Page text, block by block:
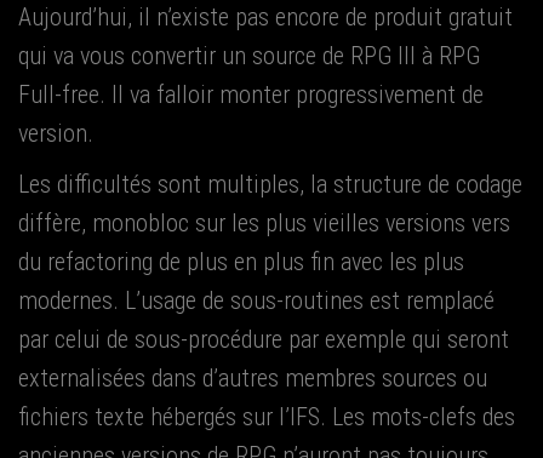
Aujourd’­hui, il n’existe pas encore de pro­duit gra­tuit
qui va vous conver­tir un source de RPG III à RPG
Full-free. Il va fal­loir mon­ter pro­gres­si­ve­ment de
version.
Les dif­fi­cul­tés sont mul­tiples, la struc­ture de codage
dif­fère, mono­bloc sur les plus vieilles ver­sions vers
du refac­to­ring de plus en plus fin avec les plus
modernes. L’u­sage de sous-rou­tines est rem­pla­cé
par celui de sous-pro­cé­dure par exemple qui seront
exter­na­li­sées dans d’autres membres sources ou
fichiers texte héber­gés sur l’IFS. Les mots-clefs des